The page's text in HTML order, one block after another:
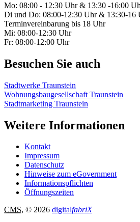
Mo: 08:00 - 12:30 Uhr & 13:30 -16:00
Di und Do: 08:00-12:30 Uhr & 13:30-16
Terminvereinbarung bis 18 Uhr
Mi: 08:00-12:30 Uhr
Fr: 08:00-12:00 Uhr
Besuchen Sie auch
Stadtwerke Traunstein
Wohnungsbaugesellschaft Traunstein
Stadtmarketing Traunstein
Weitere Informationen
Kontakt
Impressum
Datenschutz
Hinweise zum eGovernment
Informationspflichten
Öffnungszeiten
CMS, © 2026 digitalfabriX